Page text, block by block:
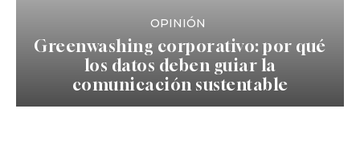
OPINIÓN
Greenwashing corporativo: por qué
los datos deben guiar la
comunicación sustentable